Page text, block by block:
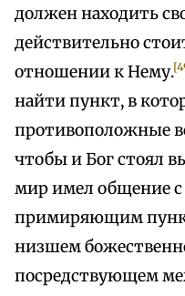
должен находить
действительно
отношении к Нему.
найти пункт, в
противоположные
чтобы и Бог стоял
мир имел общение
примиряющим
низшем
посредствующем